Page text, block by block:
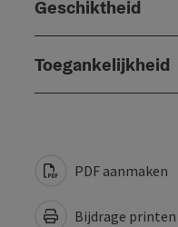
Geschiktheid
Toegankelijkheid
PDF aanmaken
Bijdrage printen